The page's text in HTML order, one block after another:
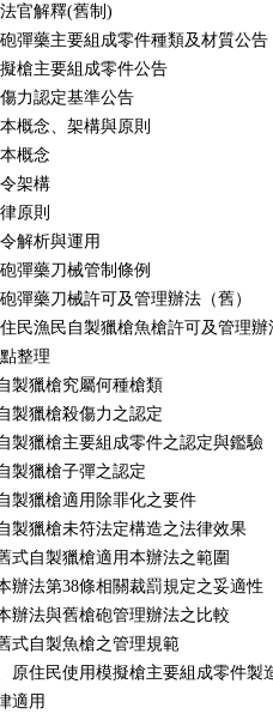
官解釋(舊制)
彈藥主要組成零件種類及材質公告
槍主要組成零件公告
力認定基準公告
概念、架構與原則
概念
架構
原則
解析與運用
彈藥刀械管制條例
彈藥刀械許可及管理辦法（舊）
民漁民自製獵槍魚槍許可及管理辦
整理
製獵槍究屬何種槍類
製獵槍殺傷力之認定
製獵槍主要組成零件之認定與鑑驗
製獵槍子彈之認定
製獵槍適用除罪化之要件
製獵槍未符法定構造之法律效果
式自製獵槍適用本辦法之範圍
辦法第38條相關裁罰規定之妥適性
辦法與舊槍砲管理辦法之比較
式自製魚槍之管理規範
原住民使用模擬槍主要組成零件製
適用